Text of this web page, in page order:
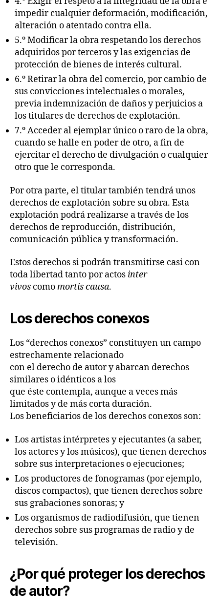
impedir cualquier deformación, modificación,
alteración o atentado contra ella.
5.º Modificar la obra respetando los derechos
adquiridos por terceros y las exigencias de
protección de bienes de interés cultural.
6.º Retirar la obra del comercio, por cambio de
sus convicciones intelectuales o morales,
previa indemnización de daños y perjuicios a
los titulares de derechos de explotación.
7.º Acceder al ejemplar único o raro de la obra,
cuando se halle en poder de otro, a fin de
ejercitar el derecho de divulgación o cualquier
otro que le corresponda.
Por otra parte, el titular también tendrá unos
derechos de explotación sobre su obra. Esta
explotación podrá realizarse a través de los
derechos de reproducción, distribución,
comunicación pública y transformación.
Estos derechos si podrán transmitirse casi con
toda libertad tanto por actos inter
vivos comomortis causa.
Los derechos conexos
Los “derechos conexos” constituyen un campo
estrechamente relacionado
con el derecho de autor y abarcan derechos
similares o idénticos a los
que éste contempla, aunque a veces más
limitados y de más corta duración.
Los beneficiarios de los derechos conexos son:
Los artistas intérpretes y ejecutantes (a saber,
los actores y los músicos), que tienen derechos
sobre sus interpretaciones o ejecuciones;
Los productores de fonogramas (por ejemplo,
discos compactos), que tienen derechos sobre
sus grabaciones sonoras; y
Los organismos de radiodifusión, que tienen
derechos sobre sus programas de radio y de
televisión.
¿Por qué proteger los derechos
de autor?